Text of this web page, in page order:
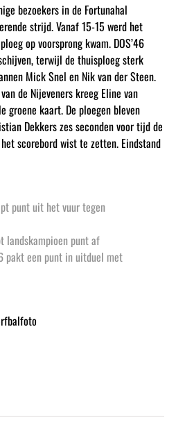
bezoekers in de Fortunahal
strijd. Vanaf 15-15 werd het
op voorsprong kwam. DOS’46
terwijl de thuisploeg sterk
Mick Snel en Nik van der Steen.
de Nijeveners kreeg Eline van
groene kaart. De ploegen bleven
Dekkers zes seconden voor tijd de
scorebord wist te zetten. Eindstand
punt uit het vuur tegen
landskampioen punt af
pakt een punt in uitduel met